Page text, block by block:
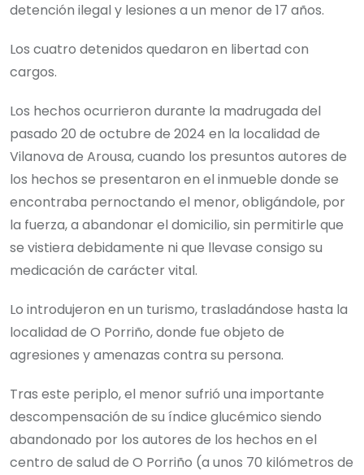
detención ilegal y lesiones a un menor de 17 años.
Los cuatro detenidos quedaron en libertad con
cargos.
Los hechos ocurrieron durante la madrugada del
pasado 20 de octubre de 2024 en la localidad de
Vilanova de Arousa, cuando los presuntos autores de
los hechos se presentaron en el inmueble donde se
encontraba pernoctando el menor, obligándole, por
la fuerza, a abandonar el domicilio, sin permitirle que
se vistiera debidamente ni que llevase consigo su
medicación de carácter vital.
Lo introdujeron en un turismo, trasladándose hasta la
localidad de O Porriño, donde fue objeto de
agresiones y amenazas contra su persona.
Tras este periplo, el menor sufrió una importante
descompensación de su índice glucémico siendo
abandonado por los autores de los hechos en el
centro de salud de O Porriño (a unos 70 kilómetros de